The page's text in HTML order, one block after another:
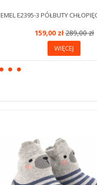
EMEL E2395-3 PÓŁBUTY
159,00 zł289,00 zł
WIĘCEJ